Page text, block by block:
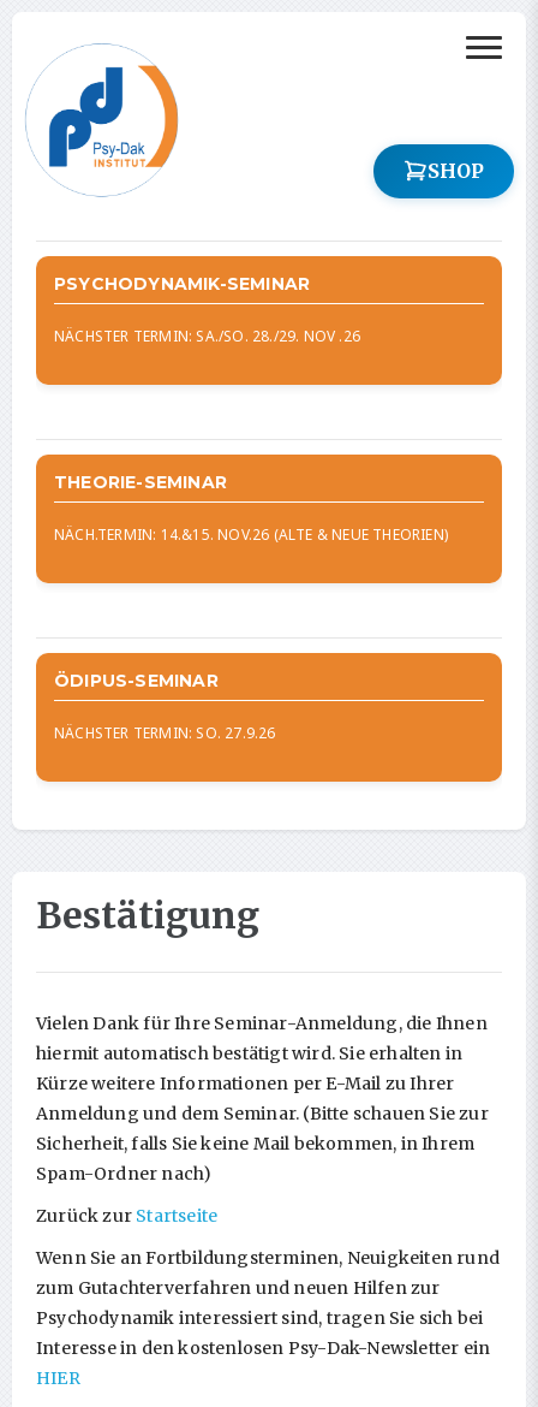
SHOP
PSYCHODYNAMIK-SEMINAR
NÄCHSTER TERMIN: SA./SO. 28./29. NOV .26
THEORIE-SEMINAR
NÄCH.TERMIN: 14.&15. NOV.26 (ALTE & NEUE THEORIEN)
ÖDIPUS-SEMINAR
NÄCHSTER TERMIN: SO. 27.9.26
Bestätigung
Vielen Dank für Ihre Seminar-Anmeldung, die Ihnen
hiermit automatisch bestätigt wird. Sie erhalten in
Kürze weitere Informationen per E-Mail zu Ihrer
Anmeldung und dem Seminar. (Bitte schauen Sie zur
Sicherheit, falls Sie keine Mail bekommen, in Ihrem
Spam-Ordner nach)
Zurück zur Startseite
Wenn Sie an Fortbildungsterminen, Neuigkeiten rund
zum Gutachterverfahren und neuen Hilfen zur
Psychodynamik interessiert sind, tragen Sie sich bei
Interesse in den kostenlosen Psy-Dak-Newsletter ein
HIER